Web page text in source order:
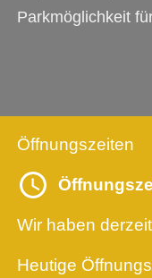
Parkmöglichkeit
Öffnungszeiten
Wir haben
Heutige